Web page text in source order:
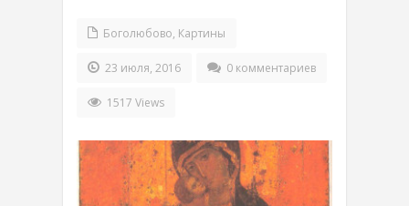
Боголюбово, Картины
23 июля, 2016 0 комментариев
1517 Views